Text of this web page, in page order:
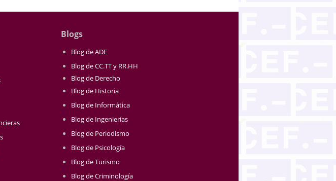
Blogs
Blog de ADE
Blog de CC.TT y RR.HH
Blog de Derecho
Blog de Historia
Blog de Informática
Blog de Ingenierías
Blog de Periodismo
Blog de Psicología
Blog de Turismo
Blog de Criminología